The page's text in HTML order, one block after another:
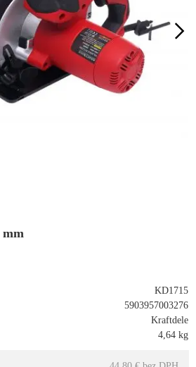
mm
KD1715
5903957003276
Kraftdele
4,64 kg